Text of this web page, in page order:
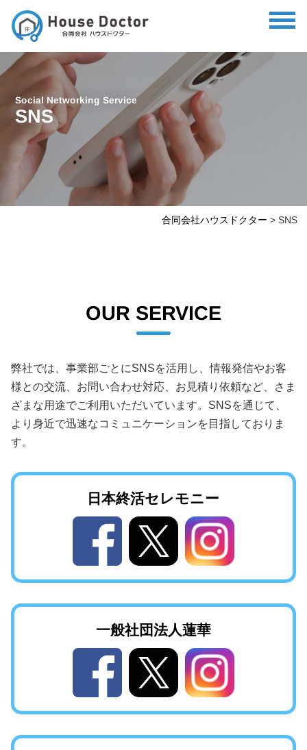
Social Networking Service
SNS
合同会社ハウスドクター > SNS
OUR SERVICE
弊社では、事業部ごとにSNSを活用し、情報発信やお客
様との交流、お問い合わせ対応、お見積り依頼など、さま
ざまな用途でご利用いただいています。SNSを通じて、
より身近で迅速なコミュニケーションを目指しておりま
す。
日本終活セレモニー
一般社団法人蓮華